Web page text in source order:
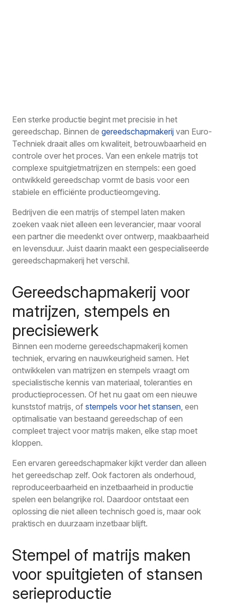
Een sterke productie begint met precisie in het
gereedschap. Binnen de gereedschapmakerij van Euro-
Techniek draait alles om kwaliteit, betrouwbaarheid en
controle over het proces. Van een enkele matrijs tot
complexe spuitgietmatrijzen en stempels: een goed
ontwikkeld gereedschap vormt de basis voor een
stabiele en efficiënte productieomgeving.
Bedrijven die een matrijs of stempel laten maken
zoeken vaak niet alleen een leverancier, maar vooral
een partner die meedenkt over ontwerp, maakbaarheid
en levensduur. Juist daarin maakt een gespecialiseerde
gereedschapmakerij het verschil.
Gereedschapmakerij voor
matrijzen, stempels en
precisiewerk
Binnen een moderne gereedschapmakerij komen
techniek, ervaring en nauwkeurigheid samen. Het
ontwikkelen van matrijzen en stempels vraagt om
specialistische kennis van materiaal, toleranties en
productieprocessen. Of het nu gaat om een nieuwe
kunststof matrijs, of stempels voor het stansen , een
optimalisatie van bestaand gereedschap of een
compleet traject voor matrijs maken, elke stap moet
kloppen.
Een ervaren gereedschapmaker kijkt verder dan alleen
het gereedschap zelf. Ook factoren als onderhoud,
reproduceerbaarheid en inzetbaarheid in productie
spelen een belangrijke rol. Daardoor ontstaat een
oplossing die niet alleen technisch goed is, maar ook
praktisch en duurzaam inzetbaar blijft.
Stempel of matrijs maken
voor spuitgieten of stansen
serieproductie